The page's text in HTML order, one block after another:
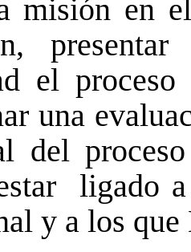
misión en
el
una
del
ligado
y a los que